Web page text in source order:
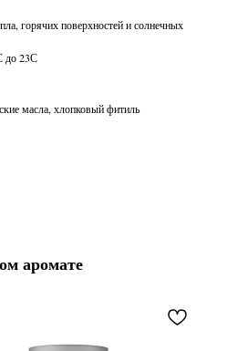
горячих поверхностей и солнечных
до 23С
масла, хлопковый фитиль
аромате